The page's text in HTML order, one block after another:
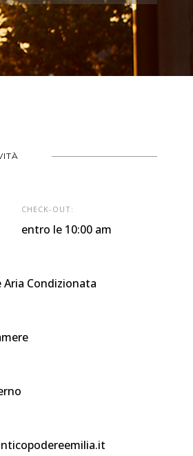
CHECK-OUT:
entro le 10:00 am
Aria Condizionata